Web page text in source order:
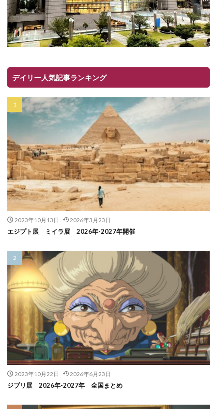
デイリー人気記事ランキング
2023年10月13日 2026年3月23日
エジプト展 ミイラ展 2026年-2027年開催
2023年10月22日 2026年6月23日
ジブリ展 2026年-2027年 全国まとめ